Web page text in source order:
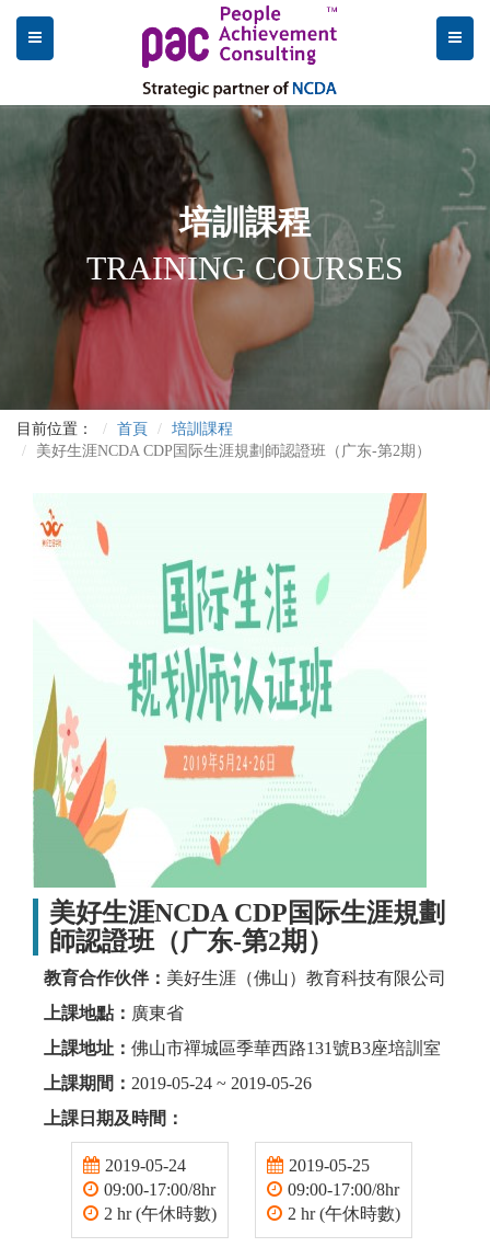
培訓課程
TRAINING COURSES
目前位置： 首頁
培訓課程
美好生涯NCDA CDP国际生涯規劃師認證班（广东-第2期）
美好生涯NCDA CDP国际生涯規劃
師認證班（广东-第2期）
教育合作伙伴： 美好生涯（佛山）教育科技有限公司
上課地點： 廣東省
上課地址： 佛山市禪城區季華西路131號B3座培訓室
上課期間： 2019-05-24 ~ 2019-05-26
上課日期及時間：
2019-05-24
09:00-17:00/8hr
2 hr (午休時數)
2019-05-25
09:00-17:00/8hr
2 hr (午休時數)